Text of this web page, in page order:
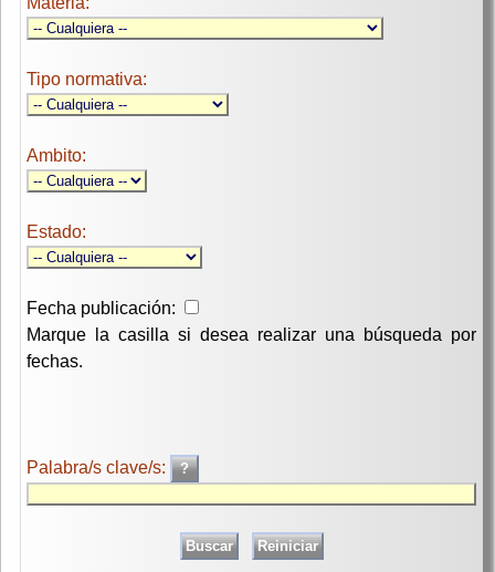
Tipo normativa:
Ambito:
Estado:
Fecha publicación:
Marque la casilla si desea realizar una búsqueda por
fechas.
Palabra/s clave/s: